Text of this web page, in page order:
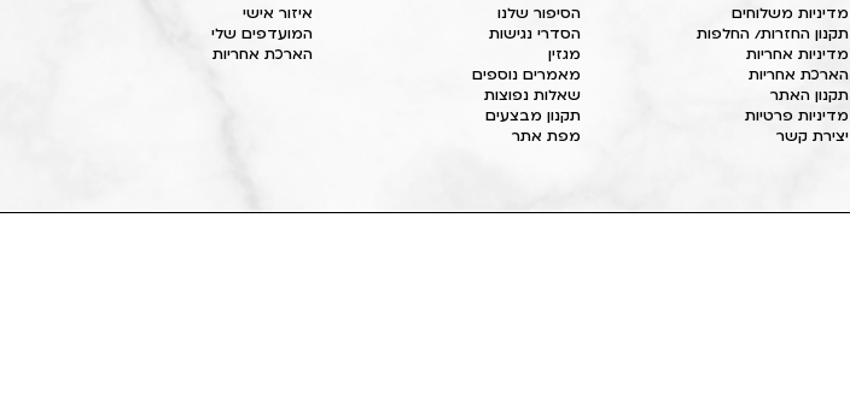
מדיניות משלוחים
תקנון החזרות/ החלפות
מדיניות אחריות
הארכת אחריות
תקנון האתר
מדיניות פרטיות
יצירת קשר
הסיפור שלנו
הסדרי נגישות
מגזין
מאמרים נוספים
שאלות נפוצות
תקנון מבצעים
מפת אתר
איזור אישי
המועדפים שלי
הארכת אחריות